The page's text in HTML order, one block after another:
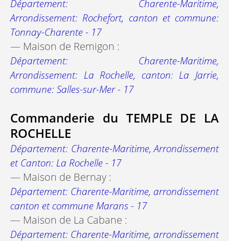
Département: Charente-Maritime,
Arrondissement: Rochefort, canton et commune:
Tonnay-Charente - 17
— Maison de Remigon :
Département: Charente-Maritime,
Arrondissement: La Rochelle, canton: La Jarrie,
commune: Salles-sur-Mer - 17
Commanderie du TEMPLE DE LA
ROCHELLE
Département: Charente-Maritime, Arrondissement
et Canton: La Rochelle - 17
— Maison de Bernay :
Département: Charente-Maritime, arrondissement
canton et commune Marans - 17
— Maison de La Cabane :
Département: Charente-Maritime, arrondissement